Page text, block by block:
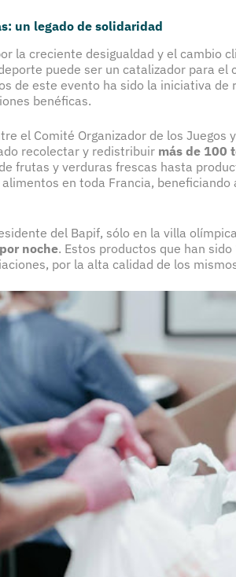
un legado de solidaridad
la creciente desigualdad y el cambio
puede ser un catalizador para el
de este evento ha sido la iniciativa
benéficas.
el Comité Organizador de los Juegos
recolectar y redistribuir más de 100
frutas y verduras frescas hasta
en toda Francia,
del Bapif, sólo en la villa
noche. Estos productos que han
por la alta calidad de los